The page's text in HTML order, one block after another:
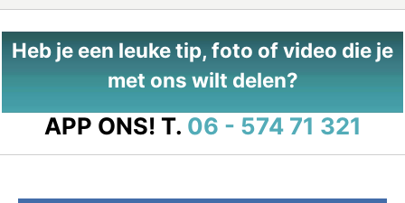
Heb je een leuke tip, foto of video die je
met ons wilt delen?
APP ONS! T. 06 - 574 71 321